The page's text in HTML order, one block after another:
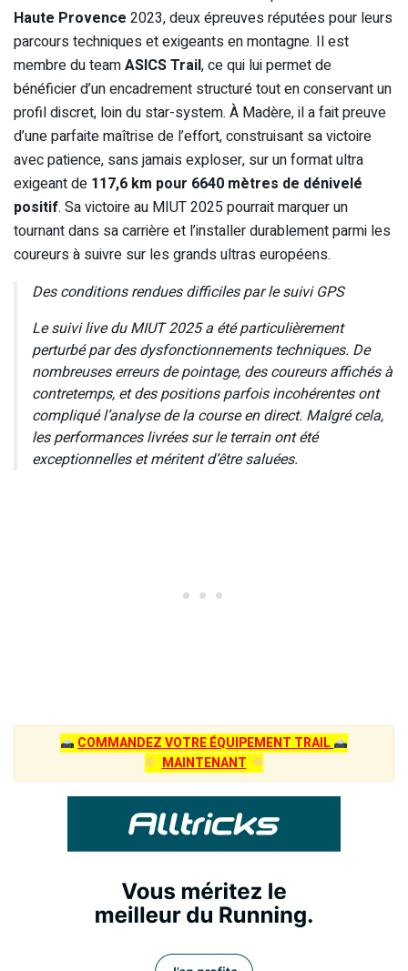
Haute Provence 2023, deux épreuves réputées pour leurs
parcours techniques et exigeants en montagne. Il est
membre du teamASICS Trail, ce qui lui permet de
bénéficier d’un encadrement structuré tout en conservant un
profil discret, loin du star-system. À Madère, il a fait preuve
d’une parfaite maîtrise de l’effort, construisant sa victoire
avec patience, sans jamais exploser, sur un format ultra
exigeant de 117,6 km pour 6640 mètres de dénivelé
positif. Sa victoire au MIUT 2025 pourrait marquer un
tournant dans sa carrière et l’installer durablement parmi les
coureurs à suivre sur les grands ultras européens.
Des conditions rendues difficiles par le suivi GPS
Le suivi live du MIUT 2025 a été particulièrement
perturbé par des dysfonctionnements techniques. De
nombreuses erreurs de pointage, des coureurs affichés à
contretemps, et des positions parfois incohérentes ont
compliqué l’analyse de la course en direct. Malgré cela,
les performances livrées sur le terrain ont été
exceptionnelles et méritent d’être saluées.
COMMANDEZ VOTRE ÉQUIPEMENT TRAIL
MAINTENANT